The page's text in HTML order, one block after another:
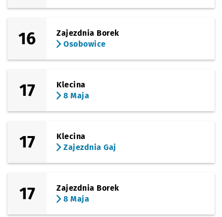
16
Zajezdnia Borek
Osobowice
17
Klecina
8 Maja
17
Klecina
Zajezdnia Gaj
17
Zajezdnia Borek
8 Maja